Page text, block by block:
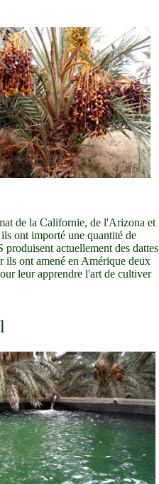
de la Californie, de l'Arizona et
ont importé une quantité de
actuellement des dattes
ont amené en Amérique deux
leur apprendre l'art de cultiver